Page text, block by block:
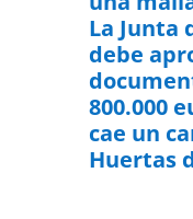
La Junta
debe
800.000
cae un
Huertas